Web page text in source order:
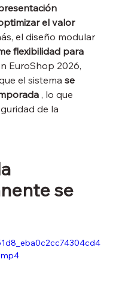
el valor
el diseño modular
flexibilidad para
EuroShop 2026,
el sistema se
, lo que
de la
se